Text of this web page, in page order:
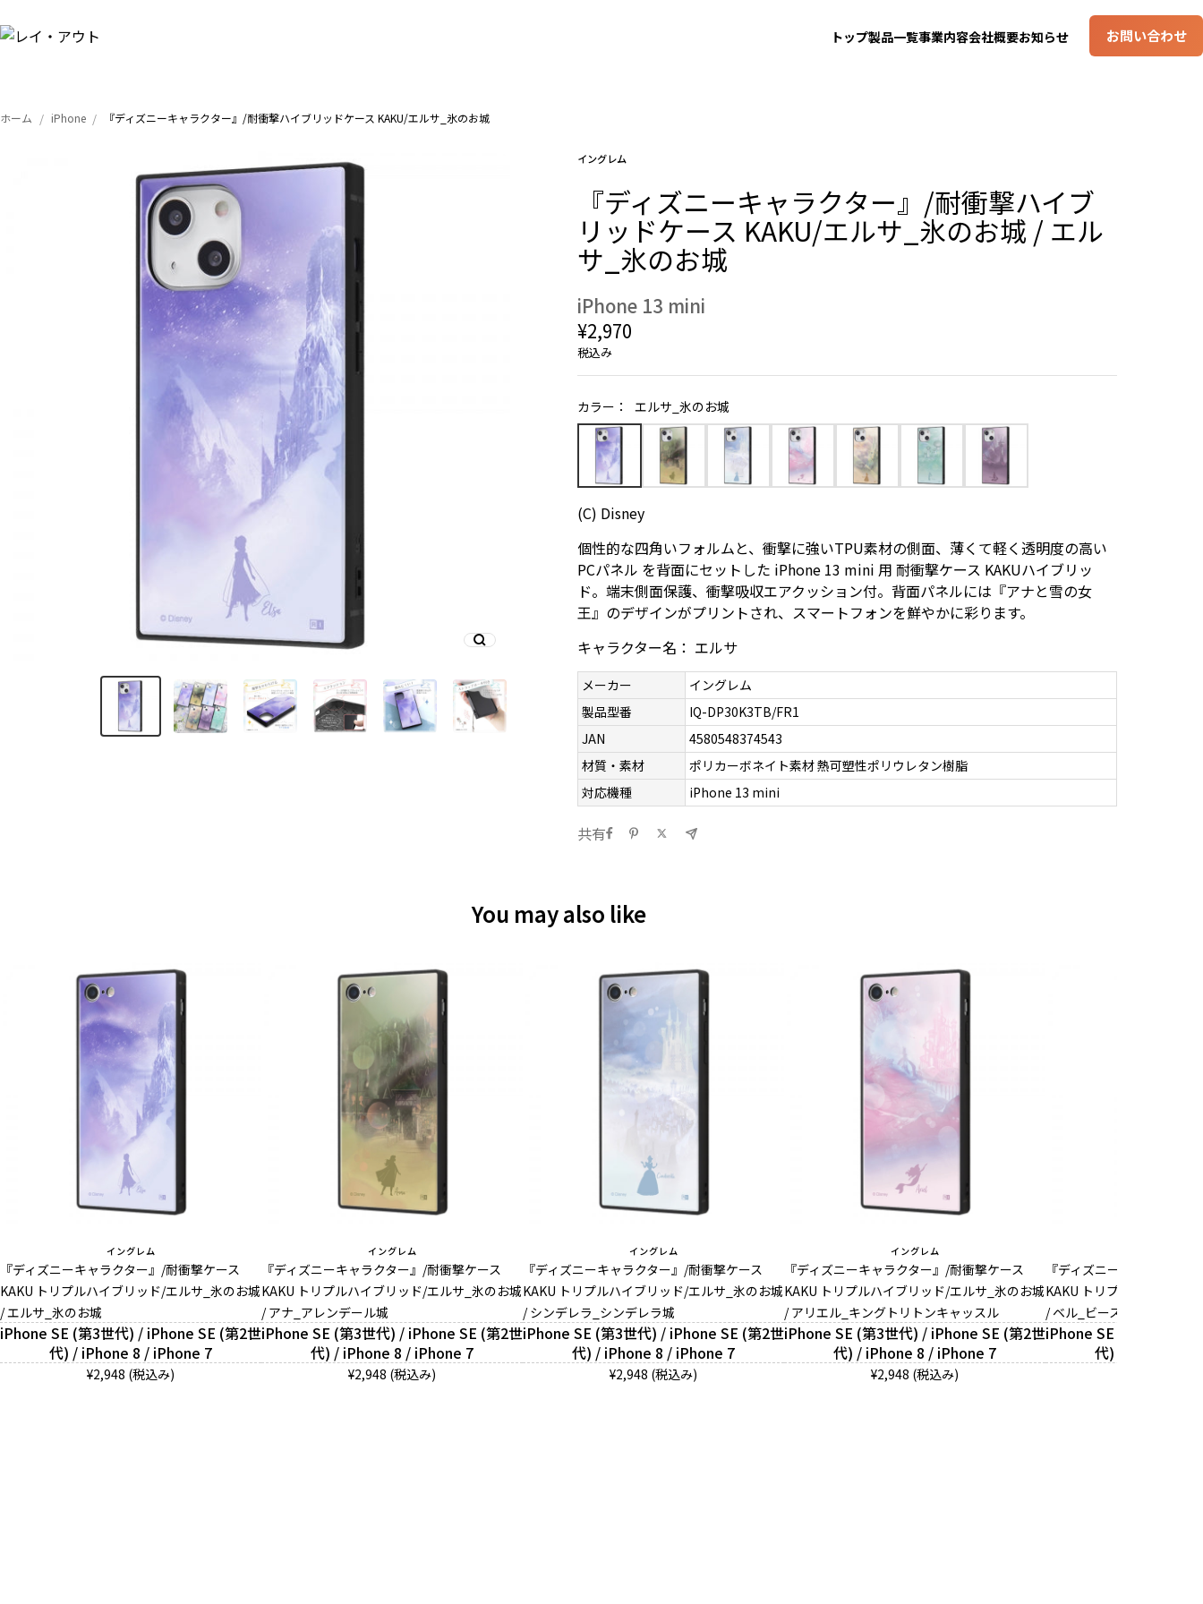
トップ製品一覧事業内容会社概要お知らせ お問い合わせ
ホーム iPhone 『ディズニーキャラクター』/耐衝撃ハイブリッドケース KAKU/エルサ_氷のお城
イングレム
『ディズニーキャラクター』/耐衝撃ハイブ
リッドケース KAKU/エルサ_氷のお城 / エル
サ_氷のお城
iPhone 13 mini
¥2,970
税込み
カラー： エルサ_氷のお城
(C) Disney
個性的な四角いフォルムと、衝撃に強いTPU素材の側面、薄くて軽く透明度の高い
PCパネル を背面にセットした iPhone 13 mini 用 耐衝撃ケース KAKUハイブリッ
ド。端末側面保護、衝撃吸収エアクッション付。背面パネルには『アナと雪の女
王』のデザインがプリントされ、スマートフォンを鮮やかに彩ります。
キャラクター名： エルサ
メーカー
イングレム
製品型番
IQ-DP30K3TB/FR1
JAN
4580548374543
材質・素材
ポリカーボネイト素材 熱可塑性ポリウレタン樹脂
対応機種
iPhone 13 mini
共有
You may also like
イングレム
『ディズニーキャラクター』/耐衝撃ケース
KAKU トリプルハイブリッド/エルサ_氷のお城
/ エルサ_氷のお城
iPhone SE (第3世代) / iPhone SE (第2世
代) / iPhone 8 / iPhone 7
¥2,948 (税込み)
イングレム
『ディズニーキャラクター』/耐衝撃ケース
KAKU トリプルハイブリッド/エルサ_氷のお城
/ アナ_アレンデール城
iPhone SE (第3世代) / iPhone SE (第2世
代) / iPhone 8 / iPhone 7
¥2,948 (税込み)
イングレム
『ディズニーキャラクター』/耐衝撃ケース
KAKU トリプルハイブリッド/エルサ_氷のお城
/ シンデレラ_シンデレラ城
iPhone SE (第3世代) / iPhone SE (第2世
代) / iPhone 8 / iPhone 7
¥2,948 (税込み)
イングレム
『ディズニーキャラクター』/耐衝撃ケース
KAKU トリプルハイブリッド/エルサ_氷のお城
/ アリエル_キングトリトンキャッスル
iPhone SE (第3世代) / iPhone SE (第2世
代) / iPhone 8 / iPhone 7
¥2,948 (税込み)
『ディズニーキャラクター
KAKU トリプルハイブリッ
/ ベル_ビースト・キャッス
iPhone SE (第3世代) /
代) / iPhone 8 /